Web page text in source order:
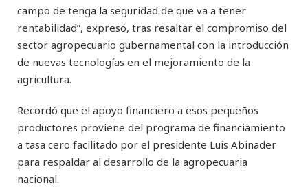
campo de tenga la seguridad de que va a tener
rentabilidad”, expresó, tras resaltar el compromiso del
sector agropecuario gubernamental con la introducción
de nuevas tecnologías en el mejoramiento de la
agricultura.
Recordó que el apoyo financiero a esos pequeños
productores proviene del programa de financiamiento
a tasa cero facilitado por el presidente Luis Abinader
para respaldar al desarrollo de la agropecuaria
nacional.